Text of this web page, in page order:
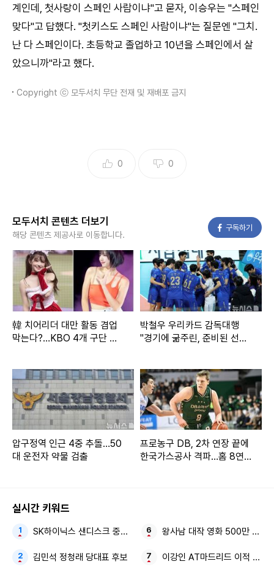
계인데, 첫사랑이 스페인 사람이냐"고 묻자, 이승우는 "스페인
맞다"고 답했다. "첫키스도 스페인 사람이냐"는 질문엔 "그치.
난 다 스페인이다. 초등학교 졸업하고 10년을 스페인에서 살
았으니까"라고 했다.
Copyright ⓒ 모두서치 무단 전재 및 재배포 금지
0 0
모두서치 콘텐츠 더보기
해당 콘텐츠 제공사로 이동합니다.
구독하기
韓 치어리더 대만 활동 겸업
막는다?…KBO 4개 구단 논
박철우 우리카드 감독대행
"경기에 굶주린, 준비된 선수
압구정역 인근 4중 추돌…50
대 운전자 약물 검출
프로농구 DB, 2차 연장 끝에
한국가스공사 격파…홈 8연
실시간 키워드
SK하이닉스 샌디스크 중국 충칭 패키징공장
김민석 정청래 당대표 후보
왕사남 대작 영화 500만 관객
이강인 AT마드리드 이적 이유